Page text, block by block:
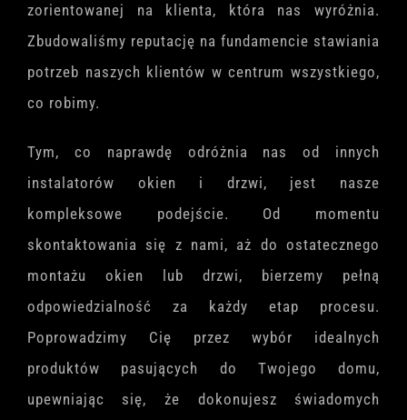
zorientowanej na klienta, która nas wyróżnia.
Zbudowaliśmy reputację na fundamencie stawiania
potrzeb naszych klientów w centrum wszystkiego,
co robimy.
Tym, co naprawdę odróżnia nas od innych
instalatorów okien i drzwi, jest nasze
kompleksowe podejście. Od momentu
skontaktowania się z nami, aż do ostatecznego
montażu okien lub drzwi, bierzemy pełną
odpowiedzialność za każdy etap procesu.
Poprowadzimy Cię przez wybór idealnych
produktów pasujących do Twojego domu,
upewniając się, że dokonujesz świadomych